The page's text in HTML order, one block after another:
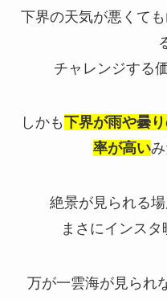
下界の天気が悪くて
チャレンジする
しかも下界が雨や曇
率が高い
絶景が見られる場
まさにインス
万が一雲海が見られ